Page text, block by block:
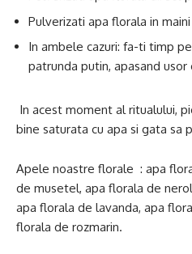
Pulverizati apa florala in
In ambele cazuri: fa-ti timp
patrunda putin, apasand
In acest moment al ritualului,
bine saturata cu apa si gata sa
Apele noastre florale : apa
de musetel, apa florala de
apa florala de lavanda, apa
florala de rozmarin.